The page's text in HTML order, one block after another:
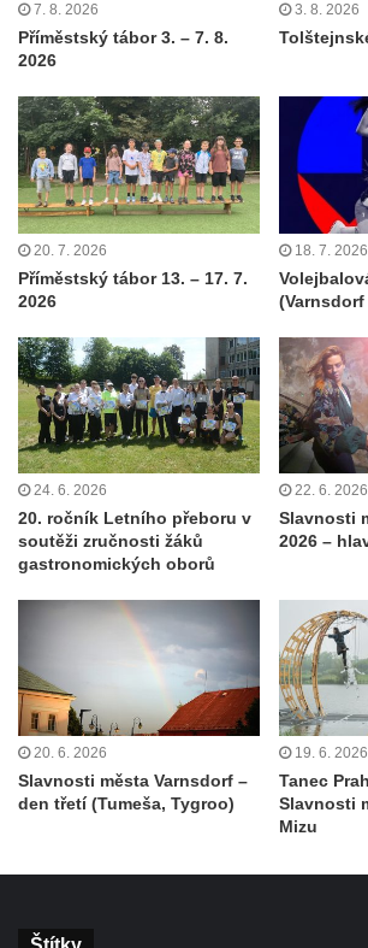
7. 8. 2026
Příměstský tábor 3. – 7. 8.
2026
3. 8. 2026
20. 7. 2026
Příměstský tábor 13. – 17. 7.
2026
18. 7. 2026
(Varnsdorf
24. 6. 2026
20. ročník Letního přeboru v
soutěži zručnosti žáků
gastronomických oborů
22. 6. 2026
Slavnosti
2026 –
20. 6. 2026
Slavnosti města Varnsdorf –
den třetí (Tumeša, Tygroo)
19. 6. 2026
Tanec
Slavnosti
Mizu